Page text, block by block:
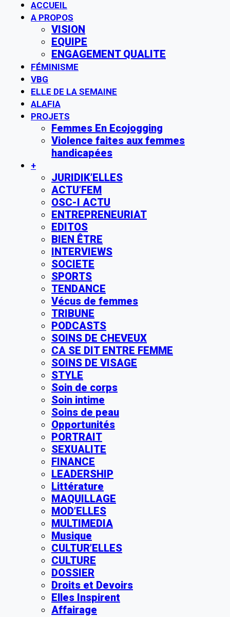
ACCUEIL
A PROPOS
VISION
EQUIPE
ENGAGEMENT QUALITE
FÉMINISME
VBG
ELLE DE LA SEMAINE
ALAFIA
PROJETS
Femmes En Ecojogging
Violence faites aux femmes
handicapées
+
JURIDIK’ELLES
ACTU’FEM
OSC-I ACTU
ENTREPRENEURIAT
EDITOS
BIEN ÊTRE
INTERVIEWS
SOCIETE
SPORTS
TENDANCE
Vécus de femmes
TRIBUNE
PODCASTS
SOINS DE CHEVEUX
CA SE DIT ENTRE FEMME
SOINS DE VISAGE
STYLE
Soin de corps
Soin intime
Soins de peau
Opportunités
PORTRAIT
SEXUALITE
FINANCE
LEADERSHIP
Littérature
MAQUILLAGE
MOD’ELLES
MULTIMEDIA
Musique
CULTUR’ELLES
CULTURE
DOSSIER
Droits et Devoirs
Elles Inspirent
Affairage